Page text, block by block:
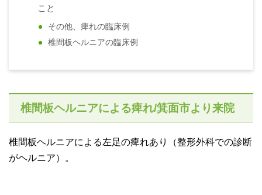
こと
その他、痺れの臨床例
椎間板ヘルニアの臨床例
椎間板ヘルニアによる痺れ/箕面市より来院
椎間板ヘルニアによる左足の痺れあり（整形外科での診断
がヘルニア）。